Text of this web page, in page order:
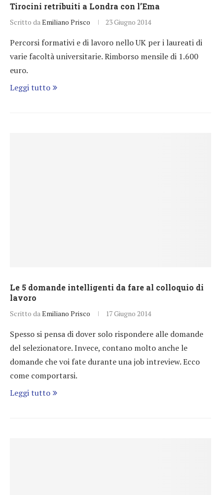
Tirocini retribuiti a Londra con l’Ema
Scritto da Emiliano Prisco 23 Giugno 2014
Percorsi formativi e di lavoro nello UK per i laureati di
varie facoltà universitarie. Rimborso mensile di 1.600
euro.
Leggi tutto
Le 5 domande intelligenti da fare al colloquio di
lavoro
Scritto da Emiliano Prisco 17 Giugno 2014
Spesso si pensa di dover solo rispondere alle domande
del selezionatore. Invece, contano molto anche le
domande che voi fate durante una job intreview. Ecco
come comportarsi.
Leggi tutto